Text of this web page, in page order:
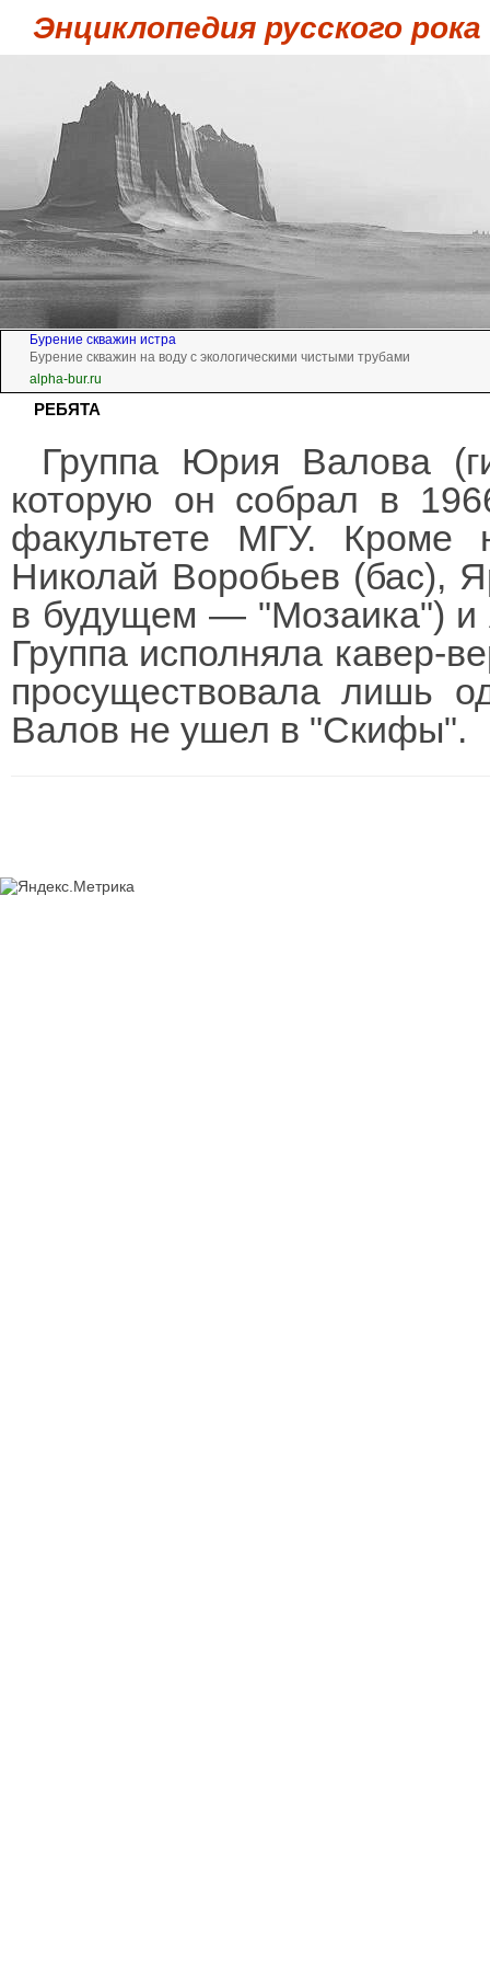
Энциклопедия русского рока
Бурение скважин истра
Бурение скважин на воду с экологическими чистыми трубами
alpha-bur.ru
РЕБЯТА
Группа Юрия Валова
которую он собрал в
факультете МГУ. Кроме
Николай Воробьев (бас),
в будущем — "Мозаика") и
Группа исполняла кавер-
просуществовала лишь
Валов не ушел в "Скифы".